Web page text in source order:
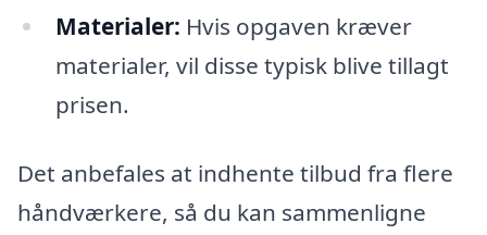
Materialer: Hvis opgaven kræver
materialer, vil disse typisk blive tillagt
prisen.
Det anbefales at indhente tilbud fra flere
håndværkere, så du kan sammenligne